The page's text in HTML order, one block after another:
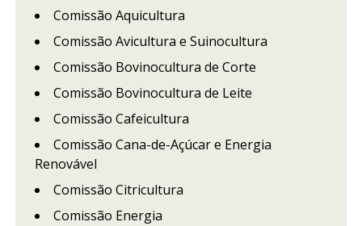
Comissão Aquicultura
Comissão Avicultura e Suinocultura
Comissão Bovinocultura de Corte
Comissão Bovinocultura de Leite
Comissão Cafeicultura
Comissão Cana-de-Açúcar e Energia
Renovável
Comissão Citricultura
Comissão Energia